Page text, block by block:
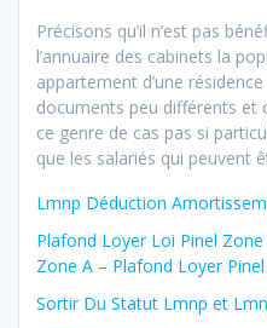
Précisons qu’il n’est pas
l’annuaire des cabinets la
appartement d’une
documents peu différents et
ce genre de cas pas si
que les salariés qui peuvent
Lmnp Déduction
Plafond Loyer Loi Pinel
Zone A – Plafond Loyer Pinel
Sortir Du Statut Lmnp et